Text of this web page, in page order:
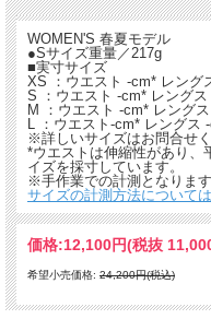
WOMEN'S 春夏モデル
●Sサイズ重量／217g
■実寸サイズ
XS ：ウエスト -cm* レング
S ：ウエスト -cm* レングス
M ：ウエスト -cm* レング
L ：ウエスト-cm* レングス
※詳しいサイズはお問合せ
*ウエストは伸縮性があり、
イズを採寸しています。
※手作業での計測となりま
サイズの計測方法について
価格:12,100円(税抜
希望小売価格: 24,200円(税込)